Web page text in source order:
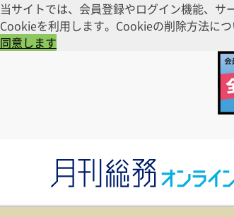
当サイトでは、会員登録やログイン機能、
Cookieを利用します。Cookieの削除方法に
同意します